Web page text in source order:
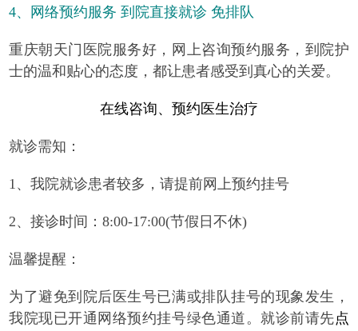
4、网络预约服务 到院直接就诊 免排队
重庆朝天门医院服务好，网上咨询预约服务，到院护
士的温和贴心的态度，都让患者感受到真心的关爱。
在线咨询、预约医生治疗
就诊需知：
1、我院就诊患者较多，请提前网上预约挂号
2、接诊时间：8:00-17:00(节假日不休)
温馨提醒：
为了避免到院后医生号已满或排队挂号的现象发生，
我院现已开通网络预约挂号绿色通道。就诊前请先点